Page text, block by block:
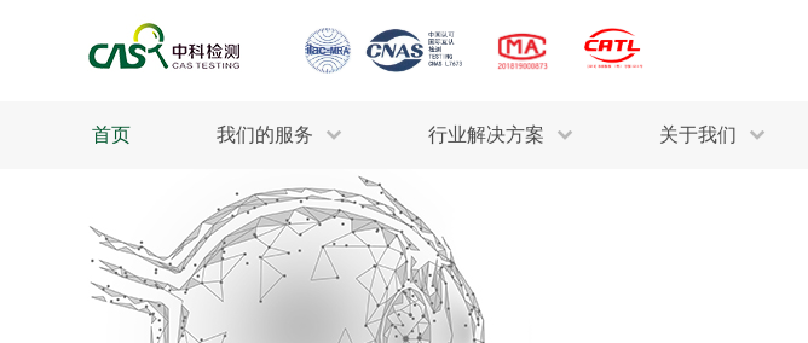
首页 我们的服务 行业解决方案 关于我们
生态环保
工业材料
美妆消毒
石油化工
土壤检测
污水检测
INDUSTRY SOLUTIONS